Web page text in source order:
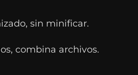
sin minificar.
combina archivos.